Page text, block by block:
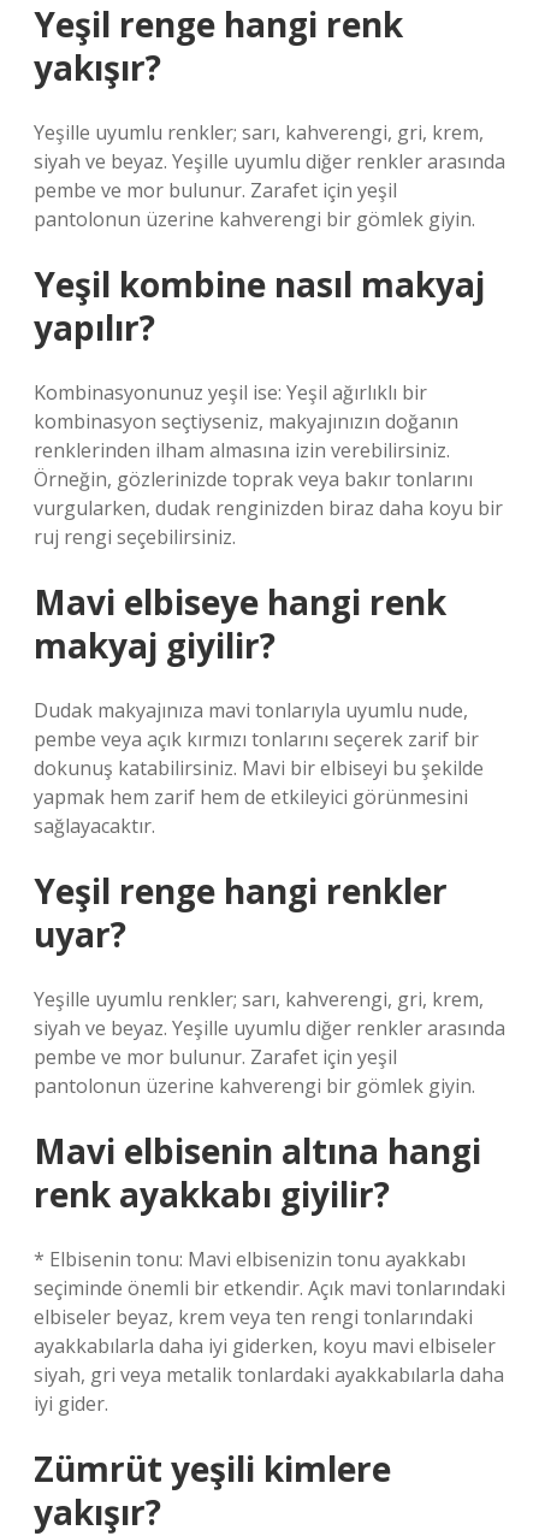
Yeşil renge hangi renk
yakışır?
Yeşille uyumlu renkler; sarı, kahverengi, gri, krem,
siyah ve beyaz. Yeşille uyumlu diğer renkler arasında
pembe ve mor bulunur. Zarafet için yeşil
pantolonun üzerine kahverengi bir gömlek giyin.
Yeşil kombine nasıl makyaj
yapılır?
Kombinasyonunuz yeşil ise: Yeşil ağırlıklı bir
kombinasyon seçtiyseniz, makyajınızın doğanın
renklerinden ilham almasına izin verebilirsiniz.
Örneğin, gözlerinizde toprak veya bakır tonlarını
vurgularken, dudak renginizden biraz daha koyu bir
ruj rengi seçebilirsiniz.
Mavi elbiseye hangi renk
makyaj giyilir?
Dudak makyajınıza mavi tonlarıyla uyumlu nude,
pembe veya açık kırmızı tonlarını seçerek zarif bir
dokunuş katabilirsiniz. Mavi bir elbiseyi bu şekilde
yapmak hem zarif hem de etkileyici görünmesini
sağlayacaktır.
Yeşil renge hangi renkler
uyar?
Yeşille uyumlu renkler; sarı, kahverengi, gri, krem,
siyah ve beyaz. Yeşille uyumlu diğer renkler arasında
pembe ve mor bulunur. Zarafet için yeşil
pantolonun üzerine kahverengi bir gömlek giyin.
Mavi elbisenin altına hangi
renk ayakkabı giyilir?
* Elbisenin tonu: Mavi elbisenizin tonu ayakkabı
seçiminde önemli bir etkendir. Açık mavi tonlarındaki
elbiseler beyaz, krem ​​veya ten rengi tonlarındaki
ayakkabılarla daha iyi giderken, koyu mavi elbiseler
siyah, gri veya metalik tonlardaki ayakkabılarla daha
iyi gider.
Zümrüt yeşili kimlere
yakışır?